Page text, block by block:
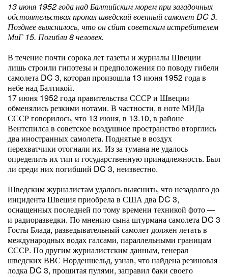
13 июня 1952 года над Балтийским морем при загадочных
обстоятельствах пропал шведский военный самолет DC 3.
Позднее выяснилось, что он сбит советским истребителем
МиГ 15. Погибли 8 человек.
В течение почти сорока лет газеты и журналы Швеции
лишь строили гипотезы и предположения по поводу гибели
самолета DC 3, которая произошла 13 июня 1952 года в
небе над Балтикой.
17 июня 1952 года правительства СССР и Швеции
обменялись резкими нотами. В частности, в ноте МИДа
СССР говорилось, что 13 июня, в 13.10, в районе
Вентспилса в советское воздушное пространство вторглись
два иностранных самолета. Поднятые в воздух
перехватчики отогнали их. Из за тумана не удалось
определить их тип и государственную принадлежность. Был
ли среди них погибший DC 3, неизвестно.
Шведским журналистам удалось выяснить, что незадолго до
инцидента Швеция приобрела в США два DC 3,
оснащенных последней по тому времени техникой фото —
и радиоразведки. По мнению сына штурмана самолета DC 3
Госты Блада, разведывательный самолет должен летать в
международных водах галсами, параллельными границам
СССР. По другим журналистским данным, генерал
шведских ВВС Норденшельд, узнав, что найдена резиновая
лодка DC 3, прошитая пулями, заправил баки своего